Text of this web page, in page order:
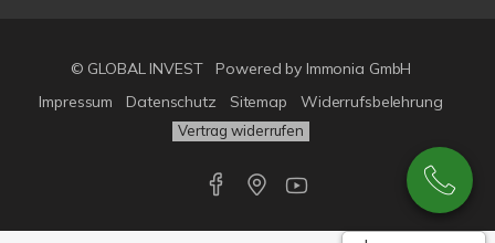
© GLOBAL INVEST Powered by Immonia GmbH
Impressum
Datenschutz Sitemap Widerrufsbelehrung
Vertrag widerrufen